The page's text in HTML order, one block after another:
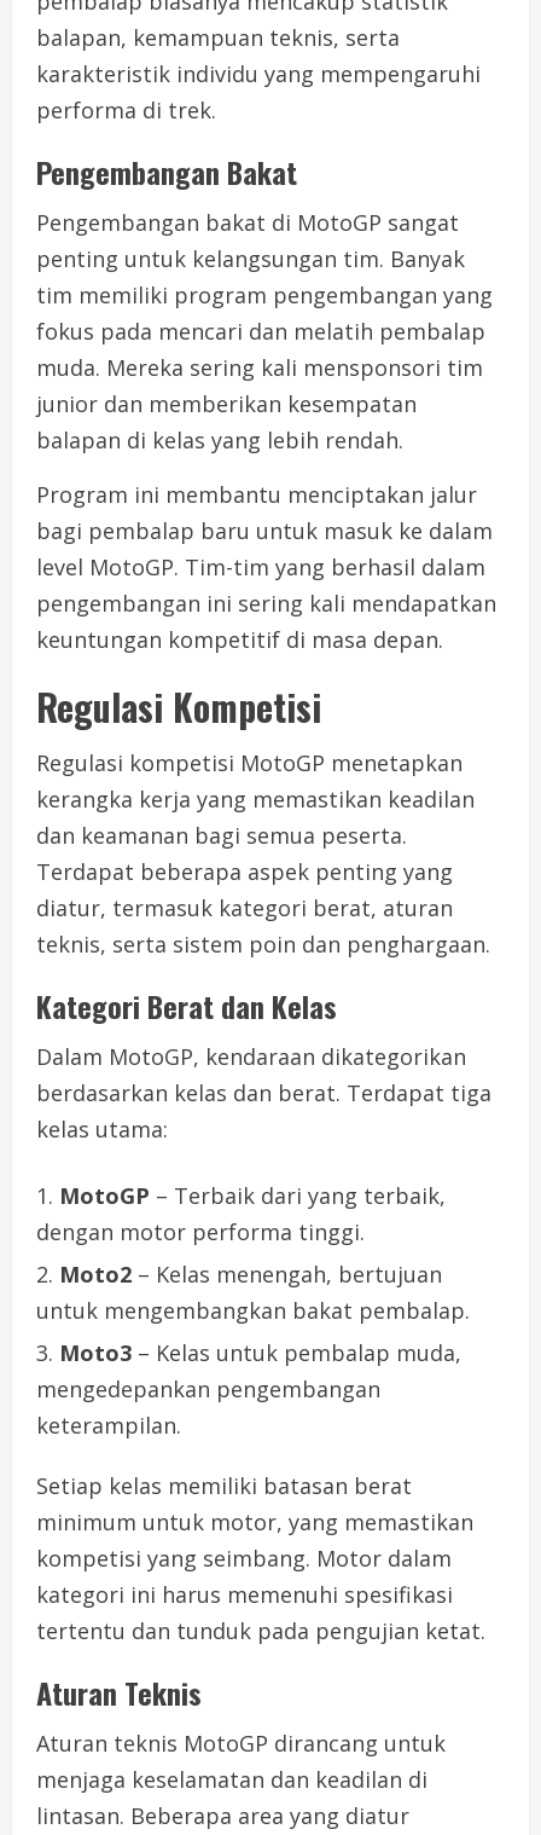
balapan, kemampuan teknis, serta
karakteristik individu yang mempengaruhi
performa di trek.
Pengembangan Bakat
Pengembangan bakat di MotoGP sangat
penting untuk kelangsungan tim. Banyak
tim memiliki program pengembangan yang
fokus pada mencari dan melatih pembalap
muda. Mereka sering kali mensponsori tim
junior dan memberikan kesempatan
balapan di kelas yang lebih rendah.
Program ini membantu menciptakan jalur
bagi pembalap baru untuk masuk ke dalam
level MotoGP. Tim-tim yang berhasil dalam
pengembangan ini sering kali mendapatkan
keuntungan kompetitif di masa depan.
Regulasi Kompetisi
Regulasi kompetisi MotoGP menetapkan
kerangka kerja yang memastikan keadilan
dan keamanan bagi semua peserta.
Terdapat beberapa aspek penting yang
diatur, termasuk kategori berat, aturan
teknis, serta sistem poin dan penghargaan.
Kategori Berat dan Kelas
Dalam MotoGP, kendaraan dikategorikan
berdasarkan kelas dan berat. Terdapat tiga
kelas utama:
MotoGP – Terbaik dari yang terbaik,
dengan motor performa tinggi.
Moto2 – Kelas menengah, bertujuan
untuk mengembangkan bakat pembalap.
Moto3 – Kelas untuk pembalap muda,
mengedepankan pengembangan
keterampilan.
Setiap kelas memiliki batasan berat
minimum untuk motor, yang memastikan
kompetisi yang seimbang. Motor dalam
kategori ini harus memenuhi spesifikasi
tertentu dan tunduk pada pengujian ketat.
Aturan Teknis
Aturan teknis MotoGP dirancang untuk
menjaga keselamatan dan keadilan di
lintasan. Beberapa area yang diatur